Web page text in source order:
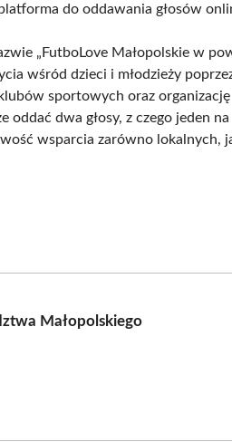
do oddawania głosów
„FutboLove Małopolskie w
wśród dzieci i młodzieży
sportowych oraz organizację
oddać dwa głosy, z czego jeden na
wsparcia zarówno lokalnych,
Małopolskiego